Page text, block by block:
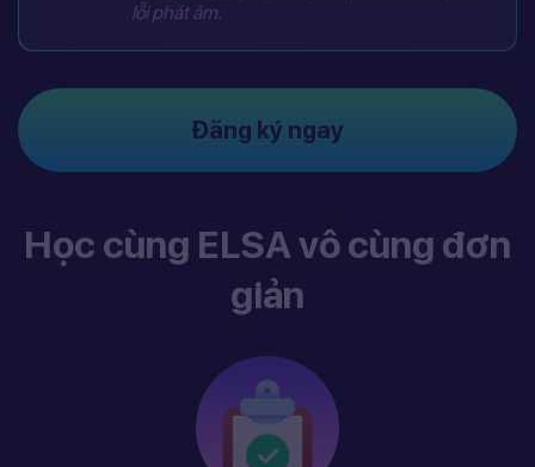
lỗi phát âm.
Đăng ký ngay
Học cùng ELSA vô cùng đơn
giản